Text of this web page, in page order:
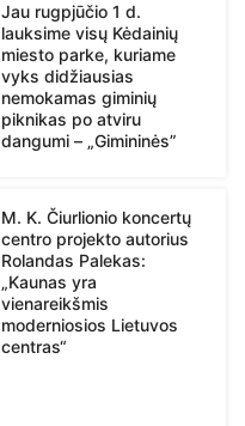
Jau rugpjūčio 1 d.
lauksime visų Kėdainių
miesto parke, kuriame
vyks didžiausias
nemokamas giminių
piknikas po atviru
dangumi – „Gimininės”
M. K. Čiurlionio koncertų
centro projekto autorius
Rolandas Palekas:
„Kaunas yra
vienareikšmis
moderniosios Lietuvos
centras“